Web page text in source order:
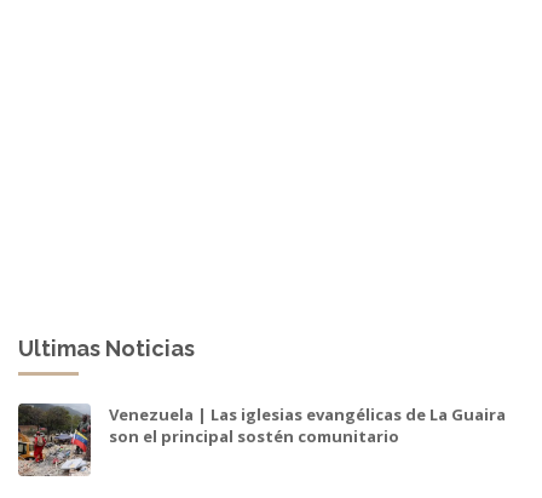
Ultimas Noticias
Venezuela | Las iglesias evangélicas de La Guaira
son el principal sostén comunitario